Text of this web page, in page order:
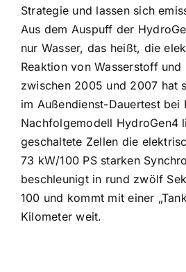
Strategie und lassen sich
Aus dem Auspuff der
nur Wasser, das heißt, die
Reaktion von Wasserstoff und
zwischen 2005 und 2007 hat
im Außendienst-Dauertest bei
Nachfolgemodell HydroGen4
geschaltete Zellen die
73 kW/100 PS starken
beschleunigt in rund zwölf
100 und kommt mit einer
Kilometer weit.